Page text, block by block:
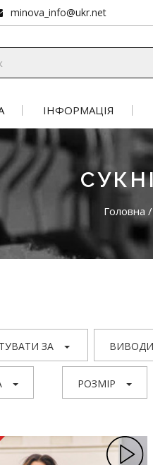
minova_info@ukr.net
ІНФОРМАЦІЯ
Головна /
ЗА
РОЗМІР